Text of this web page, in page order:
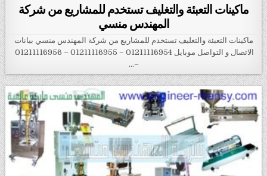
ماكينات التعبئة والتغليف تستخدم للمشاريع من شركة
المهندس منسي
ماكينات التعبئة والتغليف تستخدم للمشاريع من شركة المهندس منسي بيانات
–…